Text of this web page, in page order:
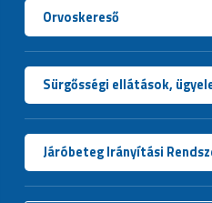
Orvoskereső
Sürgősségi ellátások,
Járóbeteg Irányítási